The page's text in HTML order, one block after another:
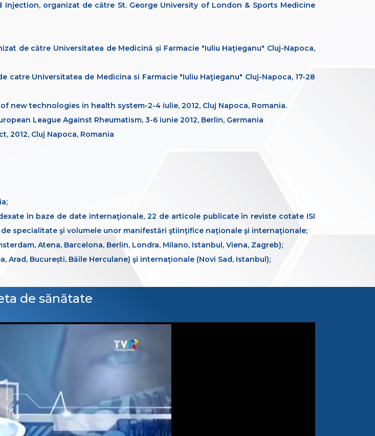
Injection, organizat de către St. George University of London & Sports Medicine
de către Universitatea de Medicină și Farmacie "Iuliu Haţieganu" Cluj-Napoca,
catre Universitatea de Medicina si Farmacie "Iuliu Haţieganu" Cluj-Napoca, 17-28
technologies in health system-2-4 iulie, 2012, Cluj Napoca, Romania.
League Against Rheumatism, 3-6 iunie 2012, Berlin, Germania
2012, Cluj Napoca, Romania
în baze de date internaţionale, 22 de articole publicate în reviste cotate ISI
specialitate şi volumele unor manifestări ştiinţifice naţionale şi internaţionale;
Atena, Barcelona, Berlin, Londra, Milano, Istanbul, Viena, Zagreb);
București, Băile Herculane) şi internaţionale (Novi Sad, Istanbul);
de sănătate